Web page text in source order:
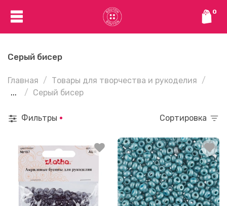
0
Серый бисер
Главная
Товары для творчества и рукоделия
...
Серый бисер
Фильтры Сортировка